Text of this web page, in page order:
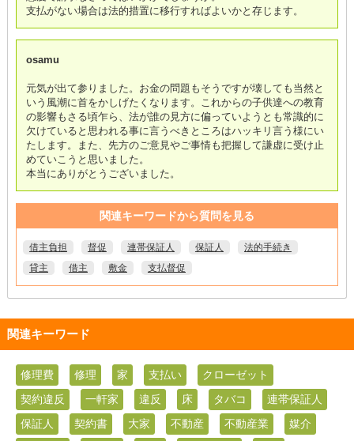
支払がない場合は法的措置に移行すればよいかと存じます。
osamu
元気が出て参りました。お金の問題もそうですが壊しても当然と
いう風潮に首をかしげたくなります。これからの子供達への教育
の影響もさる頃乍ら、法が誰の見方に偏っていようとも常識的に
欠けていると思われる事に言うべきところはハッキリ言う様にい
たします。また、先方のご意見やご事情も把握して謙虚に受け止
めていこうと思いました。
本当にありがとうございました。
関連キーワードから質問を見る
借主負担 督促 連帯保証人 保証人
法的手続き
貸主
借主 敷金 支払督促
関連キーワード
修理費 修理 家 支払い
クローゼット
契約違反
一軒家 違反 床 タバコ
連帯保証人
保証人
契約書 大家 不動産 不動産業
媒介